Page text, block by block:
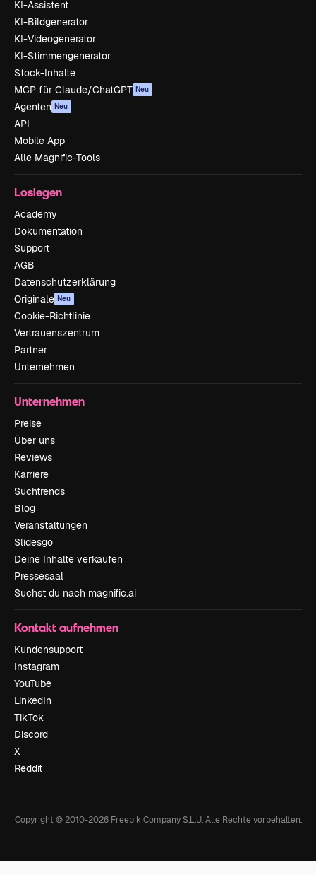
KI-Assistent
KI-Bildgenerator
KI-Videogenerator
KI-Stimmengenerator
Stock-Inhalte
MCP für Claude/ChatGPT Neu
Agenten Neu
API
Mobile App
Alle Magnific-Tools
Loslegen
Academy
Dokumentation
Support
AGB
Datenschutzerklärung
Originale Neu
Cookie-Richtlinie
Vertrauenszentrum
Partner
Unternehmen
Unternehmen
Preise
Über uns
Reviews
Karriere
Suchtrends
Blog
Veranstaltungen
Slidesgo
Deine Inhalte verkaufen
Pressesaal
Suchst du nach magnific.ai
Kontakt aufnehmen
Kundensupport
Instagram
YouTube
LinkedIn
TikTok
Discord
X
Reddit
Copyright © 2010-2026Freepik Company S.L.U. Alle Rechte vorbehalten.